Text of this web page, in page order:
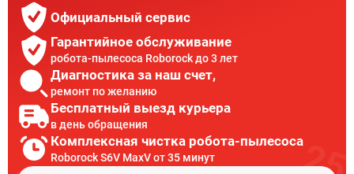
Официальный сервис
Гарантийное обслуживание
робота-пылесоса Roborock до 3 лет
Диагностика за наш счет,
ремонт по желанию
Бесплатный выезд курьера
в день обращения
Комплексная чистка робота-пылесоса
Roborock S6V MaxV от 35 минут